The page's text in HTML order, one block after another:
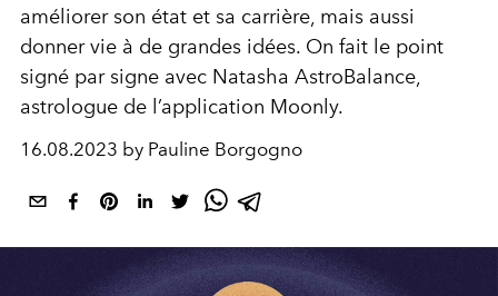
améliorer son état et sa carrière, mais aussi
donner vie à de grandes idées. On fait le point
signé par signe avec Natasha AstroBalance,
astrologue de l’application Moonly.
16.08.2023 by Pauline Borgogno